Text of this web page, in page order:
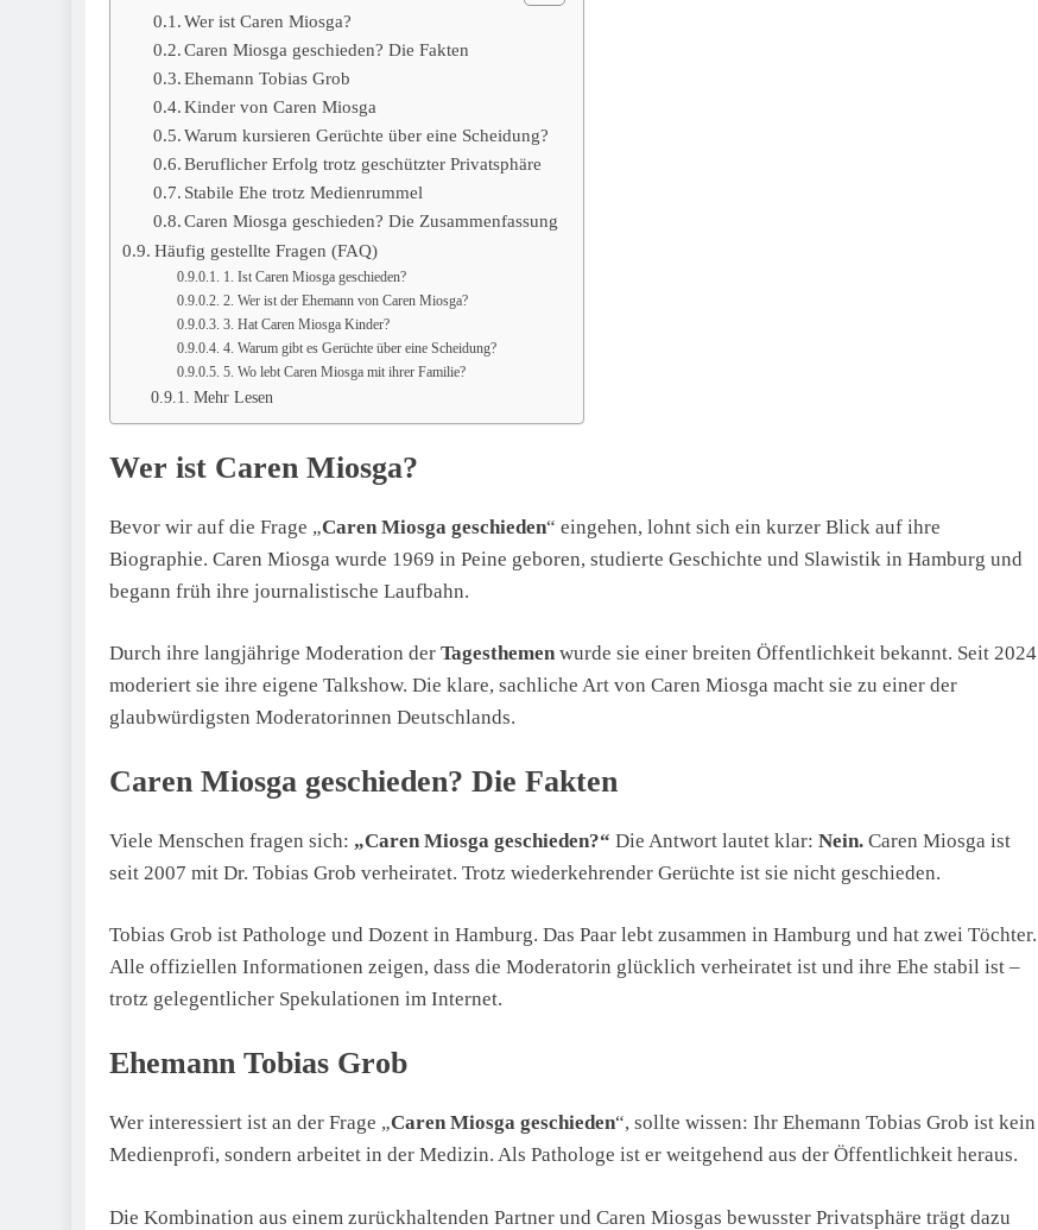
Wer ist Caren Miosga?
Caren Miosga geschieden? Die Fakten
Ehemann Tobias Grob
Kinder von Caren Miosga
Warum kursieren Gerüchte über eine Scheidung?
Beruflicher Erfolg trotz geschützter Privatsphäre
Stabile Ehe trotz Medienrummel
Caren Miosga geschieden? Die Zusammenfassung
Häufig gestellte Fragen (FAQ)
1. Ist Caren Miosga geschieden?
2. Wer ist der Ehemann von Caren Miosga?
3. Hat Caren Miosga Kinder?
4. Warum gibt es Gerüchte über eine Scheidung?
5. Wo lebt Caren Miosga mit ihrer Familie?
Mehr Lesen
Wer ist Caren Miosga?
Bevor wir auf die Frage „Caren Miosga geschieden“ eingehen, lohnt sich ein kurzer Blick auf ihre
Biographie. Caren Miosga wurde 1969 in Peine geboren, studierte Geschichte und Slawistik in Hamburg und
begann früh ihre journalistische Laufbahn.
Durch ihre langjährige Moderation der Tagesthemen wurde sie einer breiten Öffentlichkeit bekannt. Seit 2024
moderiert sie ihre eigene Talkshow. Die klare, sachliche Art von Caren Miosga macht sie zu einer der
glaubwürdigsten Moderatorinnen Deutschlands.
Caren Miosga geschieden? Die Fakten
Viele Menschen fragen sich: „Caren Miosga geschieden?“ Die Antwort lautet klar: Nein. Caren Miosga ist
seit 2007 mit Dr. Tobias Grob verheiratet. Trotz wiederkehrender Gerüchte ist sie nicht geschieden.
Tobias Grob ist Pathologe und Dozent in Hamburg. Das Paar lebt zusammen in Hamburg und hat zwei Töchter.
Alle offiziellen Informationen zeigen, dass die Moderatorin glücklich verheiratet ist und ihre Ehe stabil ist –
trotz gelegentlicher Spekulationen im Internet.
Ehemann Tobias Grob
Wer interessiert ist an der Frage „Caren Miosga geschieden“, sollte wissen: Ihr Ehemann Tobias Grob ist kein
Medienprofi, sondern arbeitet in der Medizin. Als Pathologe ist er weitgehend aus der Öffentlichkeit heraus.
Die Kombination aus einem zurückhaltenden Partner und Caren Miosgas bewusster Privatsphäre trägt dazu